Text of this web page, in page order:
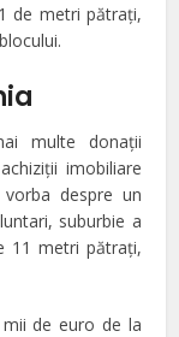
de metri pătraţi,
multe donații
imobiliare
despre un
suburbie a
11 metri pătrați,
de euro de la